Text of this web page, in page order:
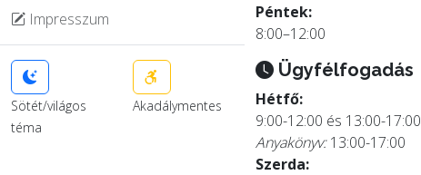
Impresszum
Sötét/világos
téma
Akadálymentes
Péntek:
8:00–12:00
Ügyfélfogadás
Hétfő:
9:00-12:00 és 13:00-17:00
Anyakönyv:13:00-17:00
Szerda: